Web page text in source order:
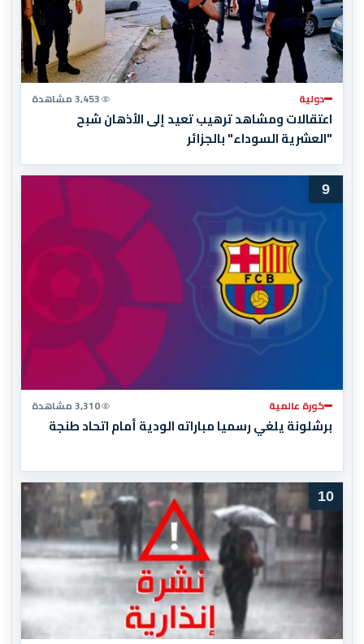
دولية 3,453 مشاهدة
اعتقالات ومشاهد ترهيب تعيد إلى الأذهان شبح
"العشرية السوداء" بالجزائر
9
كورة عالمية 3,310 مشاهدة
برشلونة يلغي رسميا مباراته الودية أمام اتحاد طنجة
10